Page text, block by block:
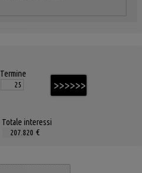
Termine
Totale interessi
€